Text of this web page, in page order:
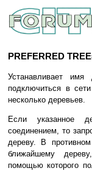
PREFERRED
Устанавливает
подключиться в
несколько деревьев.
Если указанное
соединением, то
дереву. В
ближайшему
помощью которого